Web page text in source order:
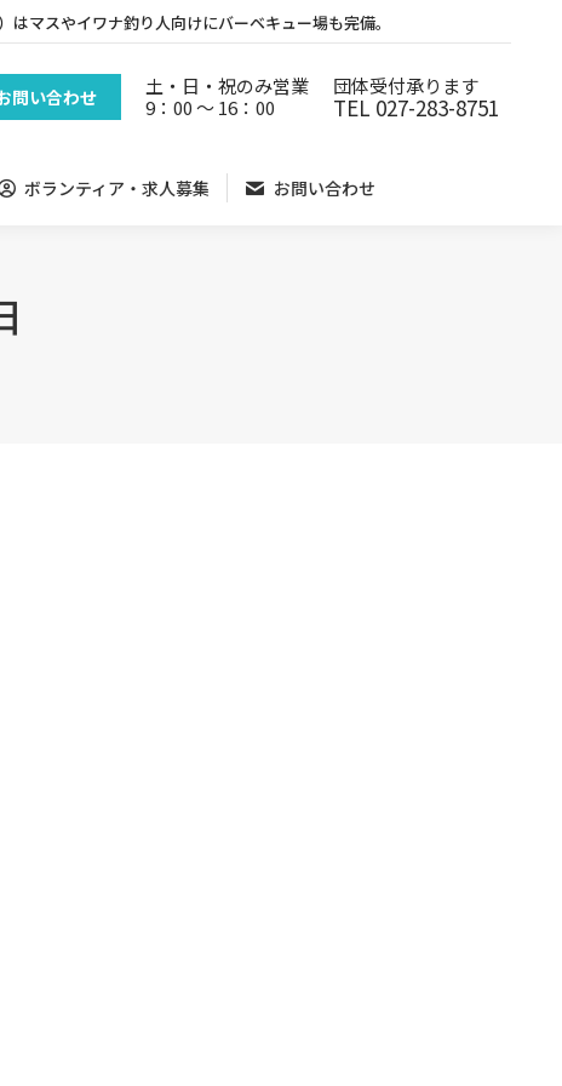
マスやイワナ釣り人向けにバーベキュー場も完備。
問い合わせ
土・日・祝のみ営業
9：00 ～ 16：00
団体受付承ります
TEL 027-283-8751
ボランティア・求人募集 お問い合わせ
ボランティア・求人募集 お問い合わせ